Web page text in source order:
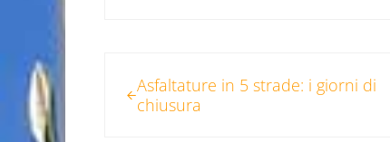
Asfaltature in 5 strade: i giorni di
chiusura